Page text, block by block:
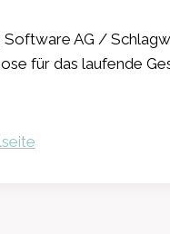
Software AG /
für das laufende